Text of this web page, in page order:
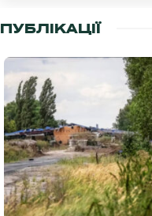
ПУБЛІКАЦІЇ